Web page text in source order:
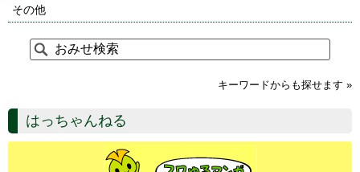
その他
キーワードからも探せます »
はっちゃんねる